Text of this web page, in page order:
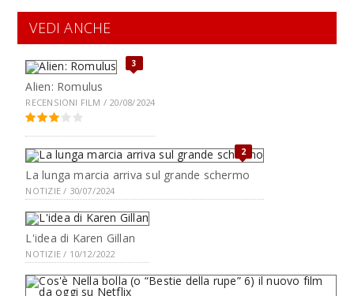
VEDI ANCHE
3
Alien: Romulus
RECENSIONI FILM / 20/08/2024
2
La lunga marcia arriva sul grande schermo
NOTIZIE / 30/07/2024
L'idea di Karen Gillan
NOTIZIE / 10/12/2022